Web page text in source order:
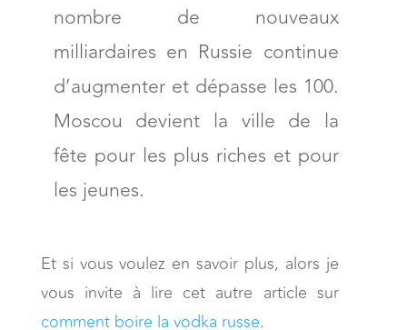
nombre de nouveaux
milliardaires en Russie continue
d’augmenter et dépasse les 100.
Moscou devient la ville de la
fête pour les plus riches et pour
les jeunes.
Et si vous voulez en savoir plus, alors je
vous invite à lire cet autre article sur
comment boire la vodka russe.